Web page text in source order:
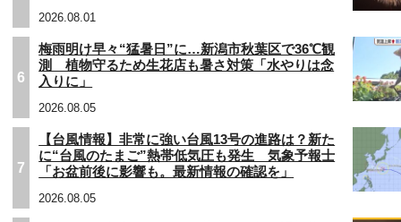
2026.08.01
6
梅雨明け早々“猛暑日”に…新潟市秋葉区で36℃観
測 植物守るため生花店も暑さ対策「水やりは念
入りに」
2026.08.05
7
【台風情報】非常に強い台風13号の進路は？新た
に“台風のたまご”熱帯低気圧も発生 気象予報士
「お盆前後に影響も。最新情報の確認を」
2026.08.05